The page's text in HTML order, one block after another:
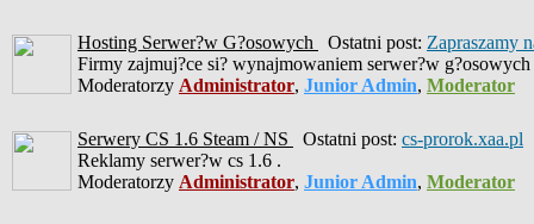
Hosting Serwer?w G?osowych Ostatni post: Zapraszamy
Firmy zajmuj?ce si? wynajmowaniem serwer?w g?osowych
Moderatorzy Administrator, Junior Admin, Moderator
Serwery CS 1.6 Steam / NS Ostatni post: cs-prorok.xaa.pl
Reklamy serwer?w cs 1.6 .
Moderatorzy Administrator, Junior Admin, Moderator